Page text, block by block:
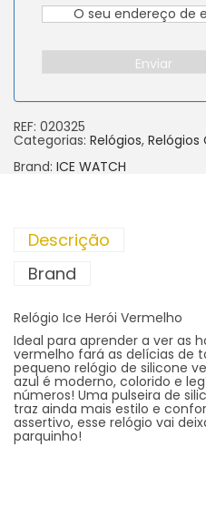
Enviar
REF: 020325
Categorias: Relógios, Relógios
Brand: ICE WATCH
Descrição
Brand
Relógio Ice Herói Vermelho
Ideal para aprender a ver as
vermelho fará as delícias de
pequeno relógio de silicone
azul é moderno, colorido e
números! Uma pulseira de
traz ainda mais estilo e
assertivo, esse relógio vai
parquinho!